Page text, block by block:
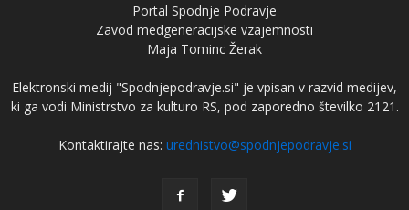
Portal Spodnje Podravje
Zavod medgeneracijske vzajemnosti
Maja Tominc Žerak
Elektronski medij "Spodnjepodravje.si" je vpisan v razvid medijev,
ki ga vodi Ministrstvo za kulturo RS, pod zaporedno številko 2121.
Kontaktirajte nas: urednistvo@spodnjepodravje.si